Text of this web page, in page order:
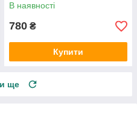
В наявності
780 ₴
Купити
ще